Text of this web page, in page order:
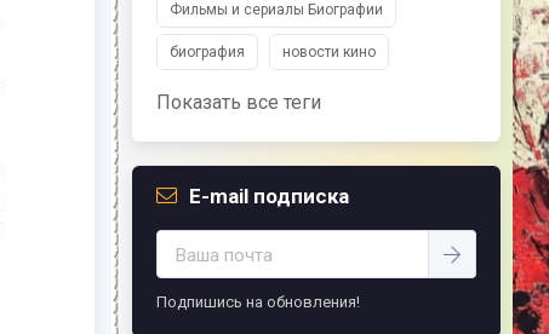
Фильмы и сериалы Биографии
биография новости кино
Показать все теги
E-mail подписка
Подпишись на обновления!